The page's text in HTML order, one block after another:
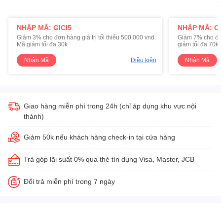
NHẬP MÃ: GICI5
Giảm 3% cho đơn hàng giá trị tối thiểu 500.000 vnd.
Mã giảm tối đa 30k
Nhận Mã Điều kiện
NHẬP MÃ:
Giảm 7% cho
giảm tối đa 70k
Nhận Mã
Giao hàng miễn phí trong 24h (chỉ áp dụng khu vực nội
thành)
Giảm 50k nếu khách hàng check-in tại cửa hàng
Trả góp lãi suất 0% qua thẻ tín dụng Visa, Master, JCB
Đổi trả miễn phí trong 7 ngày